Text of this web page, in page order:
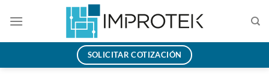
SOLICITAR COTIZACIÓN